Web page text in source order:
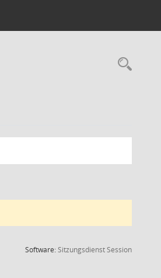
Software:SitzungsdienstSession(Wird in